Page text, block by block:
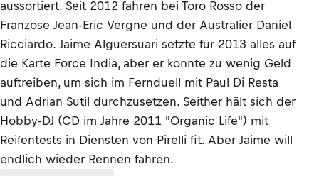
aussortiert. Seit 2012 fahren bei Toro Rosso der
Franzose Jean-Eric Vergne und der Australier Daniel
Ricciardo. Jaime Alguersuari setzte für 2013 alles auf
die Karte Force India, aber er konnte zu wenig Geld
auftreiben, um sich im Fernduell mit Paul Di Resta
und Adrian Sutil durchzusetzen. Seither hält sich der
Hobby-DJ (CD im Jahre 2011 "Organic Life") mit
Reifentests in Diensten von Pirelli fit. Aber Jaime will
endlich wieder Rennen fahren.